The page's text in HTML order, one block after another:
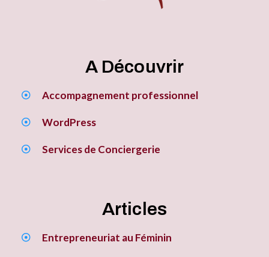
A Découvrir
Accompagnement professionnel
WordPress
Services de Conciergerie
Articles
Entrepreneuriat au Féminin